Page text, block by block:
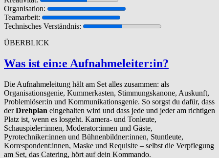
Organisation:
Teamarbeit:
Technisches Verständnis:
ÜBERBLICK
Was ist ein:e Auf­nah­meleit­er:in?
Die Aufnahmeleitung hält am Set alles zusammen: als
Organisationsgenie, Kummerkasten, Stimmungskanone, Auskunft,
Problemlöser:in und Kommunikationsgenie. So sorgst du dafür, dass
derDrehplan eingehalten wird und dass jede und jeder am richtigen
Platz ist, wenn es losgeht. Kamera- und Tonleute,
Schauspieler:innen, Moderator:innen und Gäste,
Pyrotechniker:innen und Bühnenbildner:innen, Stuntleute,
Korrespondent:innen, Maske und Requisite – selbst die Verpflegung
am Set, das Catering, hört auf dein Kommando.